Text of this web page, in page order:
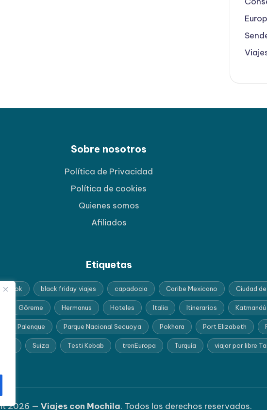
Sobre nosotros
Política de Privacidad
Política de cookies
Quienes somos
Afiliados
Etiquetas
Bangkok black friday viajes capadocia Caribe Mexicano Ciudad
Göreme Hermanus Hoteles Italia Itinerarios Katmandú
Palenque Parque Nacional Secuoya Pokhara Port Elizabeth
Suiza Testi Kebab trenEuropa Turquía viajar por libre
2026 — Viajes con Mochila. Todos los derechos reservados.